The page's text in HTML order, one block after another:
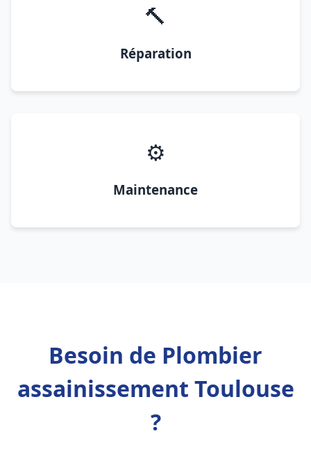
🔨
Réparation
⚙️
Maintenance
Besoin de Plombier
assainissement Toulouse
?